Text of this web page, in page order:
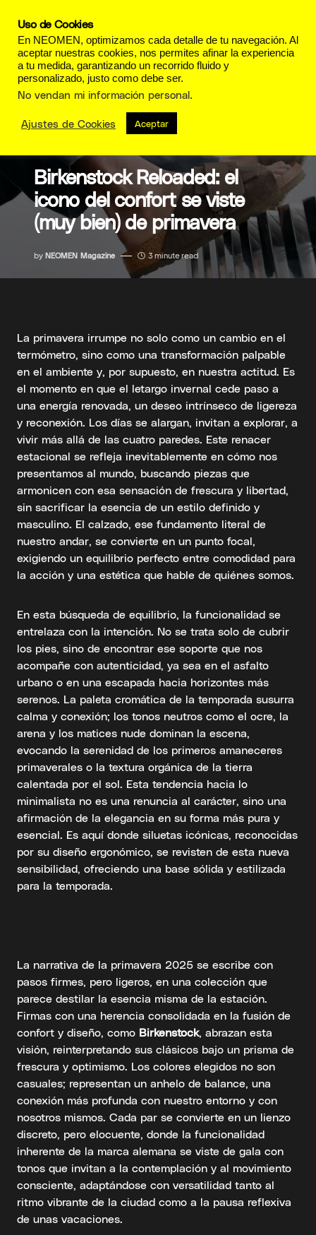
Birkenstock Reloaded: el
icono del confort se viste
(muy bien) de primavera
by NEOMEN Magazine 3 minute read
La primavera irrumpe no solo como un cambio en el
termómetro, sino como una transformación palpable
en el ambiente y, por supuesto, en nuestra actitud. Es
el momento en que el letargo invernal cede paso a
una energía renovada, un deseo intrínseco de ligereza
y reconexión. Los días se alargan, invitan a explorar, a
vivir más allá de las cuatro paredes. Este renacer
estacional se refleja inevitablemente en cómo nos
presentamos al mundo, buscando piezas que
armonicen con esa sensación de frescura y libertad,
sin sacrificar la esencia de un estilo definido y
masculino. El calzado, ese fundamento literal de
nuestro andar, se convierte en un punto focal,
exigiendo un equilibrio perfecto entre comodidad para
la acción y una estética que hable de quiénes somos.
En esta búsqueda de equilibrio, la funcionalidad se
entrelaza con la intención. No se trata solo de cubrir
los pies, sino de encontrar ese soporte que nos
acompañe con autenticidad, ya sea en el asfalto
urbano o en una escapada hacia horizontes más
serenos. La paleta cromática de la temporada susurra
calma y conexión; los tonos neutros como el ocre, la
arena y los matices nude dominan la escena,
evocando la serenidad de los primeros amaneceres
primaverales o la textura orgánica de la tierra
calentada por el sol. Esta tendencia hacia lo
minimalista no es una renuncia al carácter, sino una
afirmación de la elegancia en su forma más pura y
esencial. Es aquí donde siluetas icónicas, reconocidas
por su diseño ergonómico, se revisten de esta nueva
sensibilidad, ofreciendo una base sólida y estilizada
para la temporada.
La narrativa de la primavera 2025 se escribe con
pasos firmes, pero ligeros, en una colección que
parece destilar la esencia misma de la estación.
Firmas con una herencia consolidada en la fusión de
confort y diseño, como Birkenstock, abrazan esta
visión, reinterpretando sus clásicos bajo un prisma de
frescura y optimismo. Los colores elegidos no son
casuales; representan un anhelo de balance, una
conexión más profunda con nuestro entorno y con
nosotros mismos. Cada par se convierte en un lienzo
discreto, pero elocuente, donde la funcionalidad
inherente de la marca alemana se viste de gala con
tonos que invitan a la contemplación y al movimiento
consciente, adaptándose con versatilidad tanto al
ritmo vibrante de la ciudad como a la pausa reflexiva
de unas vacaciones.
Uso de Cookies
En NEOMEN, optimizamos cada detalle de tu navegación. Al
aceptar nuestras cookies, nos permites afinar la experiencia
a tu medida, garantizando un recorrido fluido y
personalizado, justo como debe ser.
No vendan mi información personal.
Ajustes de Cookies Aceptar